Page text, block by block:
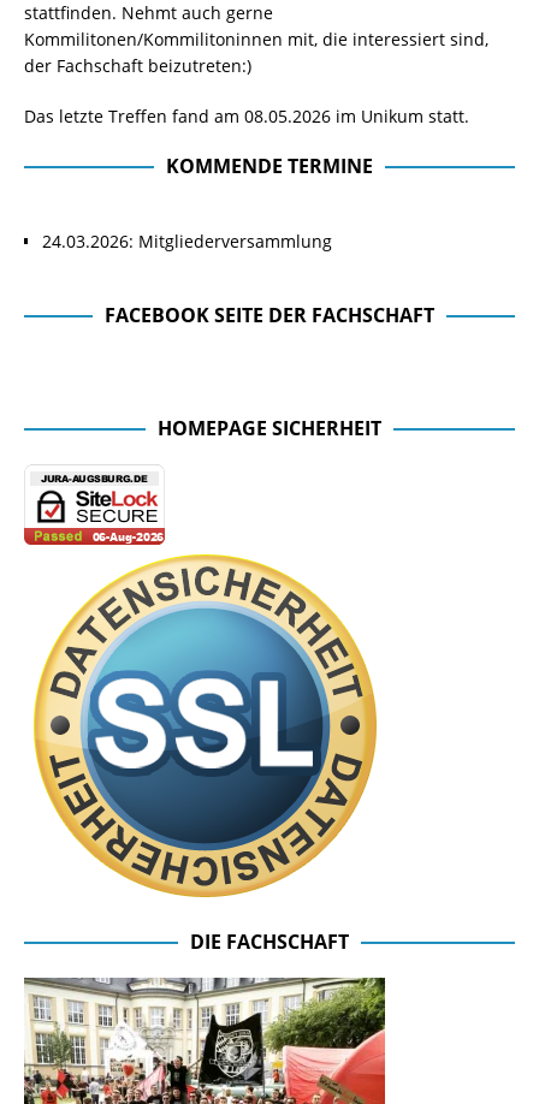
stattfinden. Nehmt auch gerne
Kommilitonen/Kommilitoninnen mit, die interessiert sind,
der Fachschaft beizutreten:)
Das letzte Treffen fand am 08.05.2026 im Unikum statt.
KOMMENDE TERMINE
24.03.2026: Mitgliederversammlung
FACEBOOK SEITE DER FACHSCHAFT
HOMEPAGE SICHERHEIT
DIE FACHSCHAFT